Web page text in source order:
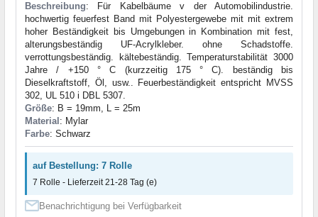
Beschreibung: Für Kabelbäume v der Automobilindustrie.
hochwertig feuerfest Band mit Polyestergewebe mit mit extrem
hoher Beständigkeit bis Umgebungen in Kombination mit fest,
alterungsbeständig UF-Acrylkleber. ohne Schadstoffe.
verrottungsbeständig. kältebeständig. Temperaturstabilität 3000
Jahre / +150 ° C (kurzzeitig 175 ° C). beständig bis
Dieselkraftstoff, Öl, usw.. Feuerbeständigkeit entspricht MVSS
302, UL 510 i DBL 5307.
Größe: B = 19mm, L = 25m
Material : Mylar
Farbe: Schwarz
auf Bestellung: 7 Rolle
7 Rolle - Lieferzeit 21-28 Tag (e)
Benachrichtigung bei Verfügbarkeit